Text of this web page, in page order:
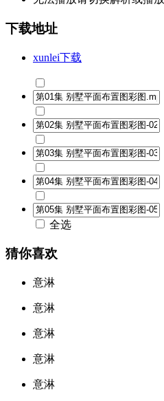
下载地址
xunlei下载
全选
猜你喜欢
意淋
意淋
意淋
意淋
意淋